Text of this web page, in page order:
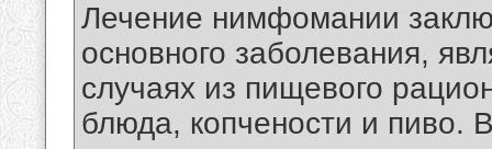
Лечение нимфомании
основного заболевания,
случаях из пищевого
блюда, копчености и пиво.